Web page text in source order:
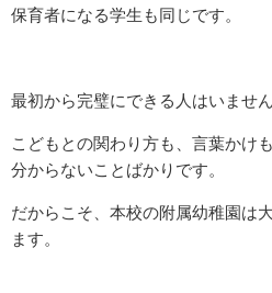
保育者になる学生も同じです。
最初から完璧にできる人はいません
こどもとの関わり方も、言葉かけ
分からないことばかりです。
だからこそ、本校の附属幼稚園は
ます。